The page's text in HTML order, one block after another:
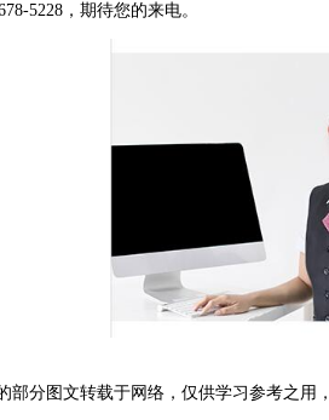
5228 ，期待您的来电。
部分图文转载于网络，仅供学习参考之用